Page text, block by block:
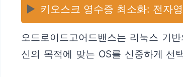
▶️ 키오스크 영수증 최소화: 전자
오드로이드고어드밴스는 리눅스 기
신의 목적에 맞는 OS를 신중하게 선